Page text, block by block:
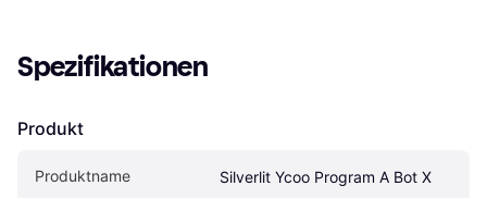
Spezifikationen
Produkt
Produktname Silverlit Ycoo Program A Bot X